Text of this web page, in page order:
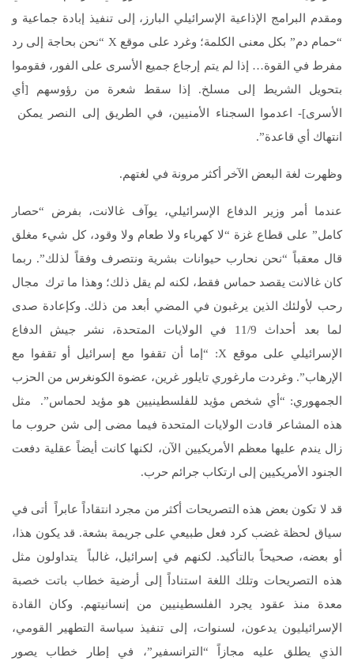
ومقدم البرامج الإذاعية الإسرائيلي البارز، إلى تنفيذ إبادة جماعية و
“حمام دم” بكل معنى الكلمة؛ وغرد على موقع X “نحن بحاجة إلى رد
مفرط في القوة… إذا لم يتم إرجاع جميع الأسرى على الفور، فقوموا
بتحويل الشريط إلى مسلخ. إذا سقط شعرة من رؤوسهم [أي
الأسرى]- اعدموا السجناء الأمنيين، في الطريق إلى النصر يمكن
انتهاك أي قاعدة”.
وظهرت لغة البعض الآخر أكثر مرونة في لغتهم.
عندما أمر وزير الدفاع الإسرائيلي، يوآف غالانت، بفرض “حصار
كامل” على قطاع غزة “لا كهرباء ولا طعام ولا وقود، كل شيء مغلق
قال معقباً “نحن نحارب حيوانات بشرية ونتصرف وفقاً لذلك”. ربما
كان غالانت يقصد حماس فقط، لكنه لم يقل ذلك؛ وهذا ما ترك مجال
رحب لأولئك الذين يرغبون في المضي أبعد من ذلك. وكإعادة صدى
لما بعد أحداث 11/9 في الولايات المتحدة، نشر جيش الدفاع
الإسرائيلي على موقع X: “إما أن تقفوا مع إسرائيل أو تقفوا مع
الإرهاب”. وغردت مارغوري تايلور غرين، عضوة الكونغرس من الحزب
الجمهوري: “أي شخص مؤيد للفلسطينيين هو مؤيد لحماس”. مثل
هذه المشاعر قادت الولايات المتحدة فيما مضى إلى شن حروب ما
زال يندم عليها معظم الأمريكيين الآن، لكنها كانت أيضاً عقلية دفعت
الجنود الأمريكيين إلى ارتكاب جرائم حرب.
قد لا تكون بعض هذه التصريحات أكثر من مجرد انتقاداً عابراً أتى في
سياق لحظة غضب كرد فعل طبيعي على جريمة بشعة. قد يكون هذا،
أو بعضه، صحيحاً بالتأكيد. لكنهم في إسرائيل، غالباً يتداولون مثل
هذه التصريحات وتلك اللغة استناداً إلى أرضية خطاب باتت خصبة
معدة منذ عقود يجرد الفلسطينيين من إنسانيتهم. وكان القادة
الإسرائيليون يدعون، لسنوات، إلى تنفيذ سياسة التطهير القومي،
الذي يطلق عليه مجازاً “الترانسفير”، في إطار خطاب يصور